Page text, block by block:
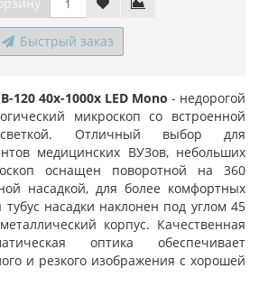
Быстрый заказ
120 40x-1000x LED Mono - недорогой
микроскоп со встроенной
Отличный выбор для
медицинских ВУЗов, небольших
оснащен поворотной на 360
насадкой, для более комфортных
насадки наклонен под углом 45
корпус. Качественная
оптика обеспечивает
и резкого изображения с хорошей